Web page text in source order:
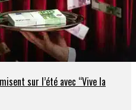
sur l’été avec “Vive la